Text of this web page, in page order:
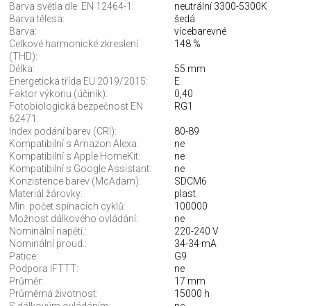
Barva světla dle. EN 12464-1:
neutrální 3300-5300K
Barva tělesa:
šedá
Barva:
vícebarevné
Celkové harmonické zkreslení
(THD):
148 %
Délka:
55 mm
Energetická třída EU 2019/2015:
E
Faktor výkonu (účiník):
0,40
Fotobiologická bezpečnost EN
62471:
RG1
Index podání barev (CRI):
80-89
Kompatibilní s Amazon Alexa:
ne
Kompatibilní s Apple HomeKit:
ne
Kompatibilní s Google Assistant:
ne
Konzistence barev (McAdam):
SDCM6
Materiál žárovky:
plast
Min. počet spínacích cyklů:
100000
Možnost dálkového ovládání:
ne
Nominální napětí.:
220-240 V
Nominální proud.:
34-34 mA
Patice:
G9
Podpora IFTTT:
ne
Průměr:
17 mm
Průměrná životnost:
15000 h